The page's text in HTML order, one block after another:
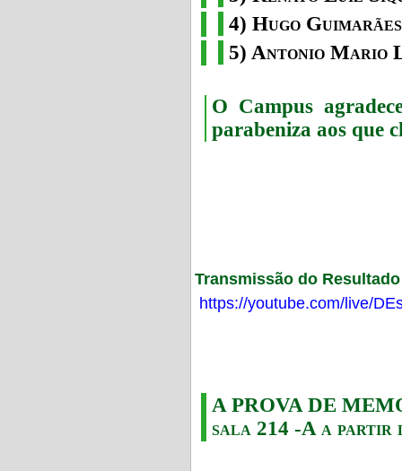
4) Hugo
5) Antonio Mario
O Campus
parabeniza aos que
Transmissão do
https://youtube.com/live/
A PROVA DE
sala 214 -A a partir